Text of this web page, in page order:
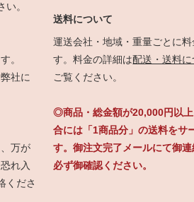
い。
。
社に
万が
れ入
くださ
送料について
運送会社・地域・重量ごとに料
す。料金の詳細は配送・送料
ご覧ください。
◎商品・総金額が20,000円以
合には「1商品分」の送料をサ
す。御注文完了メールにて御連
必ず御確認ください。